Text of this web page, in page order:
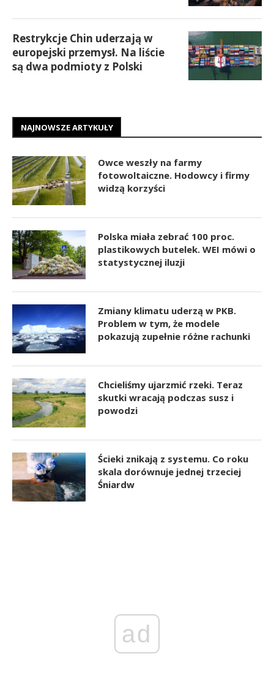
Restrykcje Chin uderzają w
europejski przemysł. Na liście
są dwa podmioty z Polski
NAJNOWSZE ARTYKUŁY
Owce weszły na farmy
fotowoltaiczne. Hodowcy i firmy
widzą korzyści
Polska miała zebrać 100 proc.
plastikowych butelek. WEI mówi o
statystycznej iluzji
Zmiany klimatu uderzą w PKB.
Problem w tym, że modele
pokazują zupełnie różne rachunki
Chcieliśmy ujarzmić rzeki. Teraz
skutki wracają podczas susz i
powodzi
Ścieki znikają z systemu. Co roku
skala dorównuje jednej trzeciej
Śniardw
ad